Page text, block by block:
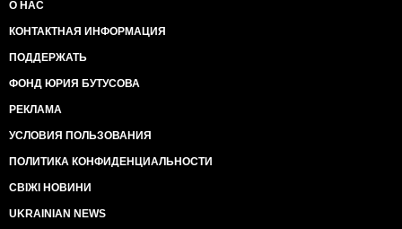
О НАС
КОНТАКТНАЯ ИНФОРМАЦИЯ
ПОДДЕРЖАТЬ
ФОНД ЮРИЯ БУТУСОВА
РЕКЛАМА
УСЛОВИЯ ПОЛЬЗОВАНИЯ
ПОЛИТИКА КОНФИДЕНЦИАЛЬНОСТИ
СВІЖІ НОВИНИ
UKRAINIAN NEWS